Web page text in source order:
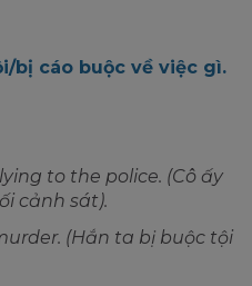
bị cáo buộc về việc gì.
to the police. (Cô ấy
cảnh sát).
(Hắn ta bị buộc tội